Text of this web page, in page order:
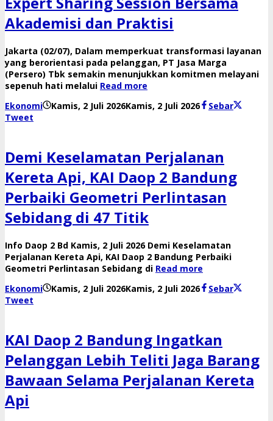
Akademisi dan Praktisi
Jakarta (02/07), Dalam memperkuat transformasi layanan
yang berorientasi pada pelanggan, PT Jasa Marga
(Persero) Tbk semakin menunjukkan komitmen melayani
sepenuh hati melalui Read more
Ekonomi
Kamis, 2 Juli 2026Kamis, 2 Juli 2026olehSebar
Tweet
Demi Keselamatan Perjalanan
Kereta Api, KAI Daop 2 Bandung
Perbaiki Geometri Perlintasan
Sebidang di 47 Titik
Info Daop 2 Bd Kamis, 2 Juli 2026 Demi Keselamatan
Perjalanan Kereta Api, KAI Daop 2 Bandung Perbaiki
Geometri Perlintasan Sebidang di Read more
Ekonomi
Kamis, 2 Juli 2026Kamis, 2 Juli 2026olehSebar
Tweet
KAI Daop 2 Bandung Ingatkan
Pelanggan Lebih Teliti Jaga Barang
Bawaan Selama Perjalanan Kereta
Api